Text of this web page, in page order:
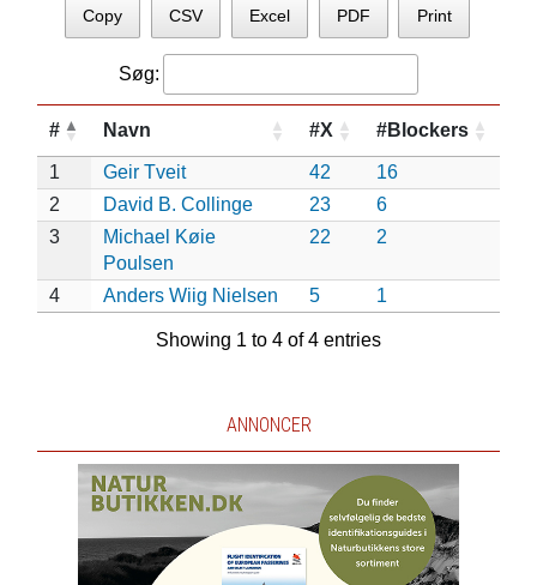
Copy CSV Excel PDF Print
Søg:
# Navn #X #Blockers
1 Geir Tveit 42
16
2
David B. Collinge 23
6
3
Michael Køie
Poulsen
22 2
4 Anders Wiig Nielsen 5 1
Showing 1 to 4 of 4 entries
ANNONCER